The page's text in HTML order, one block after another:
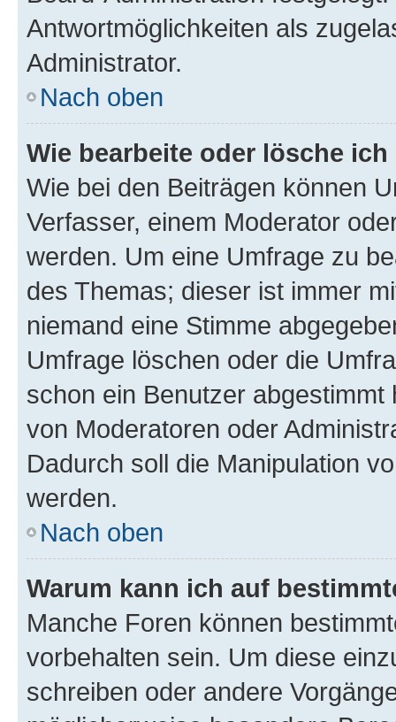
Antwortmöglichkeiten als
Administrator.
Nach oben
Wie bearbeite oder lösche
Wie bei den Beiträgen können
Verfasser, einem Moderator
werden. Um eine Umfrage zu
des Themas; dieser ist immer
niemand eine Stimme
Umfrage löschen oder die
schon ein Benutzer
von Moderatoren oder
Dadurch soll die Manipulation
werden.
Nach oben
Warum kann ich auf
Manche Foren können
vorbehalten sein. Um diese
schreiben oder andere